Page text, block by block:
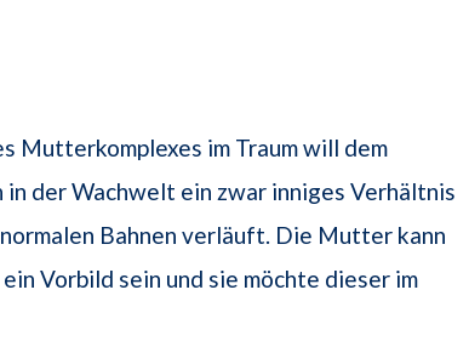
Mutterkomplexes im Traum will dem
in der Wachwelt ein zwar inniges Verhältnis
Bahnen verläuft. Die Mutter kann
Vorbild sein und sie möchte dieser im